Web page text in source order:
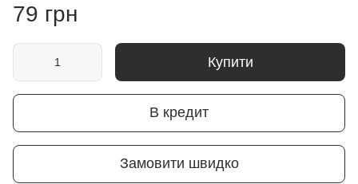
79 грн
Купити
В кредит
Замовити швидко